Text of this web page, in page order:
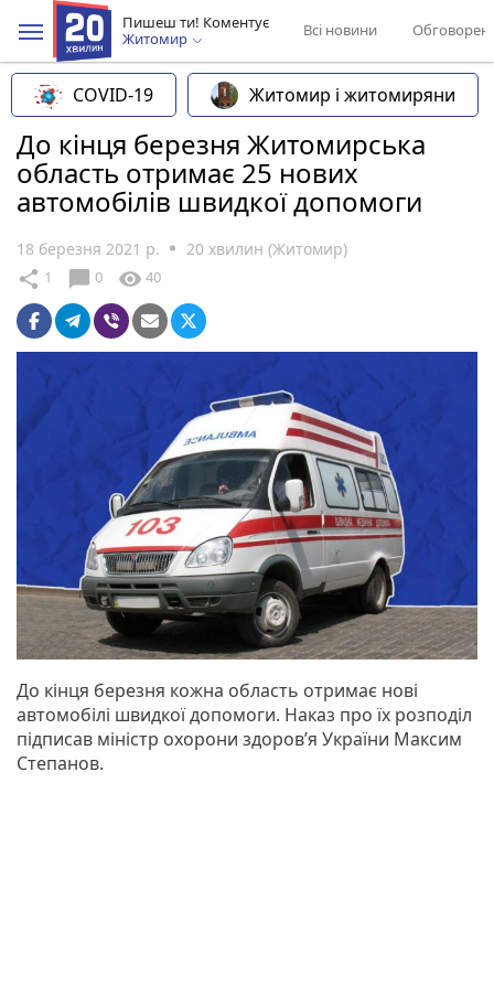
Пишеш ти! Коментує
Житомир
Всі новини
COVID-19 Житомир і житомиряни
До кінця березня Житомирська
область отримає 25 нових
автомобілів швидкої допомоги
18 березня 2021 р. 20 хвилин (Житомир)
share 1 chat_bubble 0 visibility 40
До кінця березня кожна область отримає нові
автомобілі швидкої допомоги. Наказ про їх розподіл
підписав міністр охорони здоров’я України Максим
Степанов.